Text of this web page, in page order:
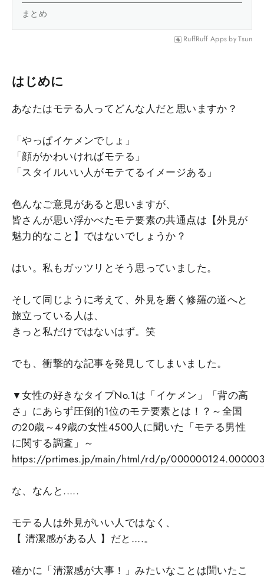
まとめ
RuffRuff Apps byTsun
はじめに
あなたはモテる人ってどんな人だと思いますか？
「やっぱイケメンでしょ」
「顔がかわいければモテる」
「スタイルいい人がモテてるイメージある」
色んなご意見があると思いますが、
皆さんが思い浮かべたモテ要素の共通点は【外見が
魅力的なこと】ではないでしょうか？
はい。私もガッツリとそう思っていました。
そして同じように考えて、外見を磨く修羅の道へと
旅立っている人は、
きっと私だけではないはず。笑
でも、衝撃的な記事を発見してしまいました。
▼女性の好きなタイプNo.1は「イケメン」「背の高
さ」にあらず圧倒的1位のモテ要素とは！？～全国
の20歳～49歳の女性4500人に聞いた「モテる男性
に関する調査」～
https://prtimes.jp/main/html/rd/p/
な、なんと.....
モテる人は外見がいい人ではなく、
【 清潔感がある人 】だと....。
確かに「清潔感が大事！」みたいなことは聞いたこ